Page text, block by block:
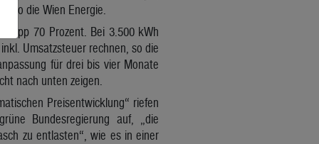
so die Wien Energie.
70 Prozent. Bei 3.500 kWh
Umsatzsteuer rechnen, so die
für drei bis vier Monate
nach unten zeigen.
Preisentwicklung“ riefen
Bundesregierung auf, „die
zu entlasten“, wie es in einer